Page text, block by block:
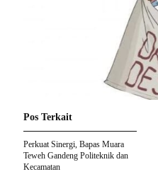
Pos Terkait
Perkuat Sinergi, Bapas Muara
Teweh Gandeng Politeknik dan
Kecamatan